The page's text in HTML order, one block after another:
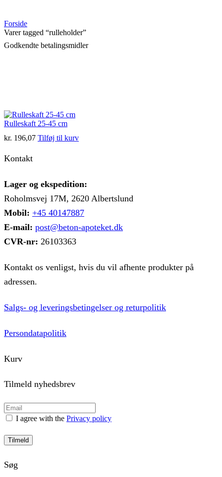
Forside
Varer tagged “rulleholder”
Godkendte betalingsmidler
Rulleskaft 25-45 cm
kr. 196,07 Tilføj til kurv
Kontakt
Lager og ekspedition:
Roholmsvej 17M, 2620 Albertslund
Mobil: +45 40147887
E-mail: post@beton-apoteket.dk
CVR-nr: 26103363
Kontakt os venligst, hvis du vil afhente produkter på
adressen.
Salgs- og leveringsbetingelser og returpolitik
Persondatapolitik
Kurv
Tilmeld nyhedsbrev
I agree with the Privacy policy
Tilmeld
Søg